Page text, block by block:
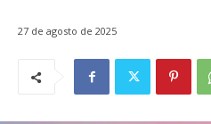
27 de agosto de 2025